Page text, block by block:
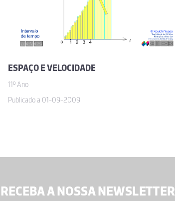
ESPAÇO E VELOCIDADE
11º Ano
Publicado a 01-09-2009
RECEBA A NOSSA NEWSLETTER